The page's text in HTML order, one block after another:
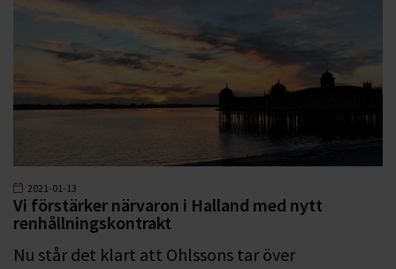
2021-01-13
Vi förstärker närvaron i Halland med nytt
renhållningskontrakt
Nu står det klart att Ohlssons tar över